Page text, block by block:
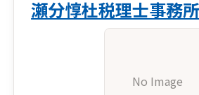
瀬分惇杜税理士事務所
No Image